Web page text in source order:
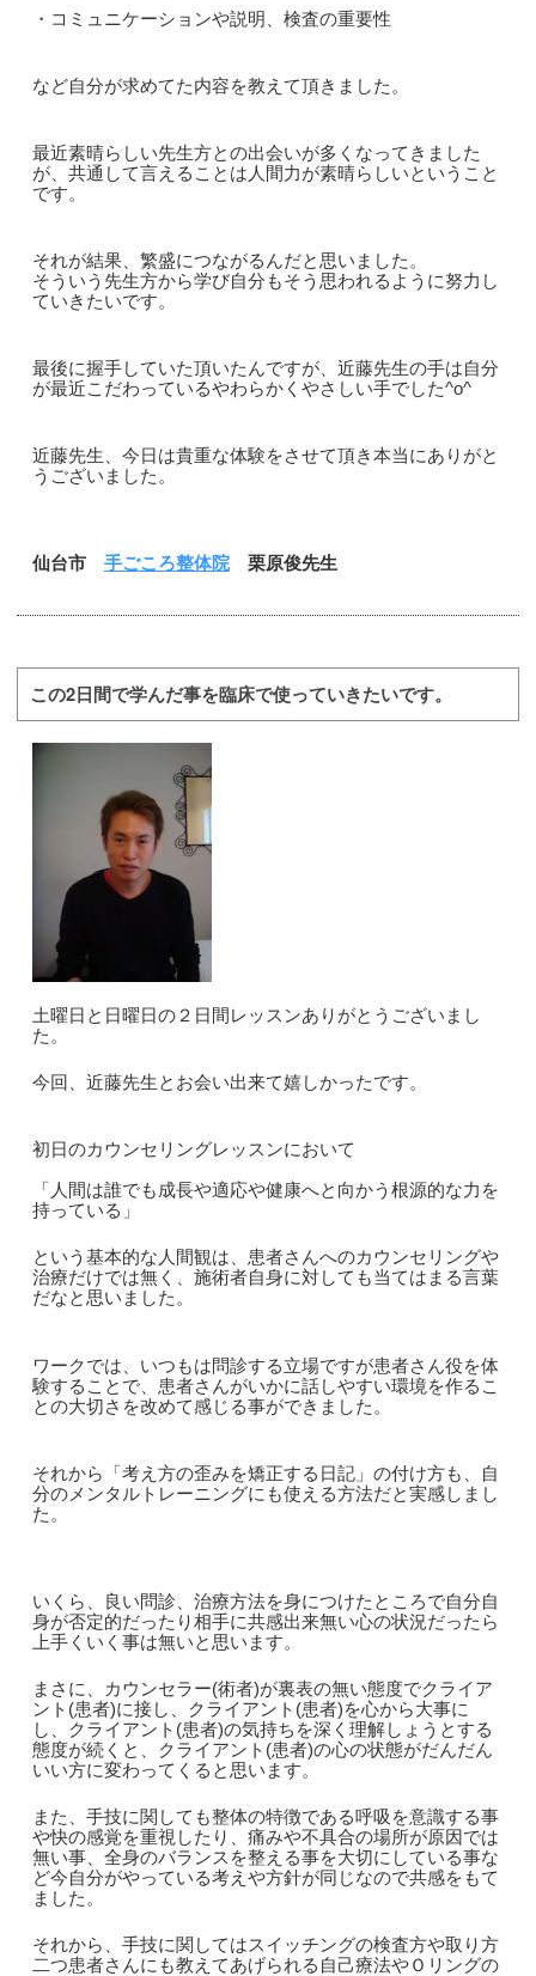
・コミュニケーションや説明、検査の重要性
など自分が求めてた内容を教えて頂きました。
最近素晴らしい先生方との出会いが多くなってきました
が、共通して言えることは人間力が素晴らしいということ
です。
それが結果、繁盛につながるんだと思いました。
そういう先生方から学び自分もそう思われるように努力し
ていきたいです。
最後に握手していた頂いたんですが、近藤先生の手は自分
が最近こだわっているやわらかくやさしい手でした^o^
近藤先生、今日は貴重な体験をさせて頂き本当にありがと
うございました。
仙台市 手ごころ整体院栗原俊先生
この2日間で学んだ事を臨床で使っていきたいです。
土曜日と日曜日の２日間レッスンありがとうございまし
た。
今回、近藤先生とお会い出来て嬉しかったです。
初日のカウンセリングレッスンにおいて
「人間は誰でも成長や適応や健康へと向かう根源的な力を
持っている」
という基本的な人間観は、患者さんへのカウンセリングや
治療だけでは無く、施術者自身に対しても当てはまる言葉
だなと思いました。
ワークでは、いつもは問診する立場ですが患者さん役を体
験することで、患者さんがいかに話しやすい環境を作るこ
との大切さを改めて感じる事ができました。
それから「考え方の歪みを矯正する日記」の付け方も、自
分のメンタルトレーニングにも使える方法だと実感しまし
た。
いくら、良い問診、治療方法を身につけたところで自分自
身が否定的だったり相手に共感出来無い心の状況だったら
上手くいく事は無いと思います。
まさに、カウンセラー(術者)が裏表の無い態度でクライア
ント(患者)に接し、クライアント(患者)を心から大事に
し、クライアント(患者)の気持ちを深く理解しょうとする
態度が続くと、クライアント(患者)の心の状態がだんだん
いい方に変わってくると思います。
また、手技に関しても整体の特徴である呼吸を意識する事
や快の感覚を重視したり、痛みや不具合の場所が原因では
無い事、全身のバランスを整える事を大切にしている事な
ど今自分がやっている考えや方針が同じなので共感をもて
ました。
それから、手技に関してはスイッチングの検査方や取り方
二つ患者さんにも教えてあげられる自己療法やＯリングの